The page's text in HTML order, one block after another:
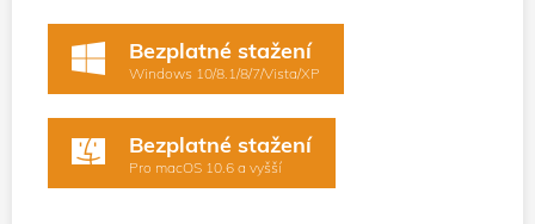
Bezplatné stažení
Windows 10/8.1/8/7/Vista/XP
Bezplatné stažení
Pro macOS 10.6 a vyšší